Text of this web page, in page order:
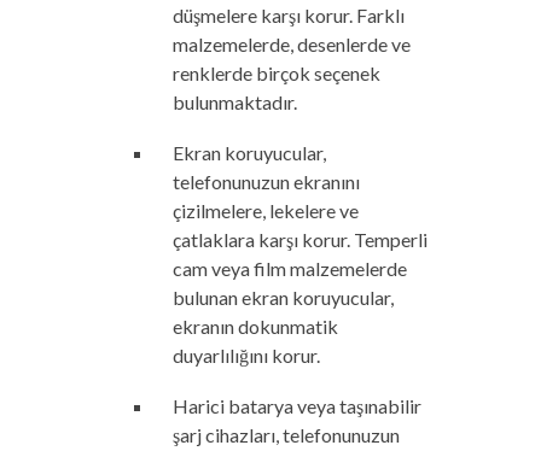
düşmelere karşı korur. Farklı
malzemelerde, desenlerde ve
renklerde birçok seçenek
bulunmaktadır.
Ekran koruyucular,
telefonunuzun ekranını
çizilmelere, lekelere ve
çatlaklara karşı korur. Temperli
cam veya film malzemelerde
bulunan ekran koruyucular,
ekranın dokunmatik
duyarlılığını korur.
Harici batarya veya taşınabilir
şarj cihazları, telefonunuzun